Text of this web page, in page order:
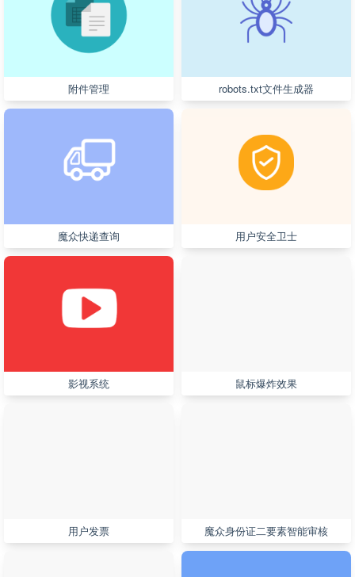
附件管理 robots.txt文件生成器
魔众快递查询 用户安全卫士
影视系统 鼠标爆炸效果
用户发票 魔众身份证二要素智能审核